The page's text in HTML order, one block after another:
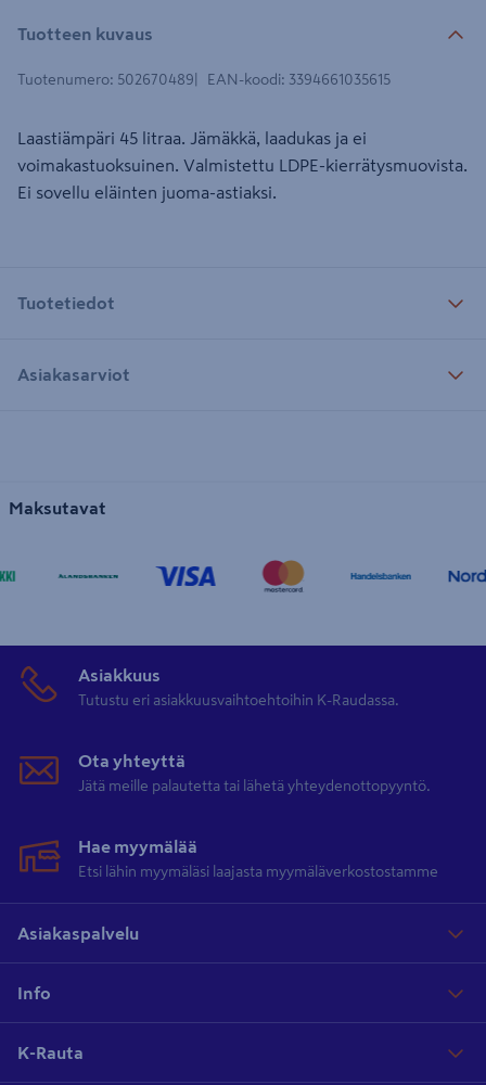
Tuotteen kuvaus
Tuotenumero: 502670489 EAN-koodi: 3394661035615
Laastiämpäri 45 litraa. Jämäkkä, laadukas ja ei
voimakastuoksuinen. Valmistettu LDPE-kierrätysmuovista.
Ei sovellu eläinten juoma-astiaksi.
Tuotetiedot
Asiakasarviot
Maksutavat
Asiakkuus
Tutustu eri asiakkuusvaihtoehtoihin K-Raudassa.
Ota yhteyttä
Jätä meille palautetta tai lähetä yhteydenottopyyntö.
Hae myymälää
Etsi lähin myymäläsi laajasta myymäläverkostostamme
Asiakaspalvelu
Info
K-Rauta